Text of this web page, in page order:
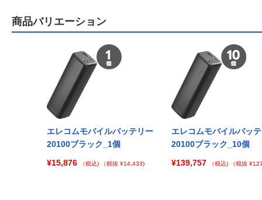
商品バリエーション
エレコムモバイルバッテリー
20100ブラック_1個
¥15,876
（税込) （税抜 ¥14,433)
エレコムモバイルバッ
20100ブラック_10個
¥139,757
（税込) （税抜